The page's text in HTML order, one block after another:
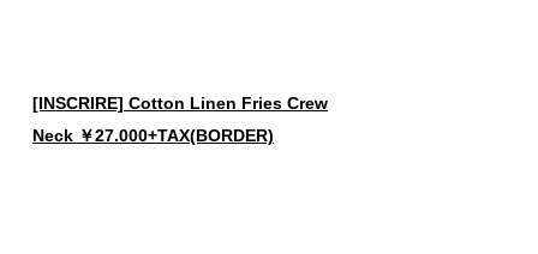
[INSCRIRE] Cotton Linen Fries Crew
Neck ￥27.000+TAX(BORDER)